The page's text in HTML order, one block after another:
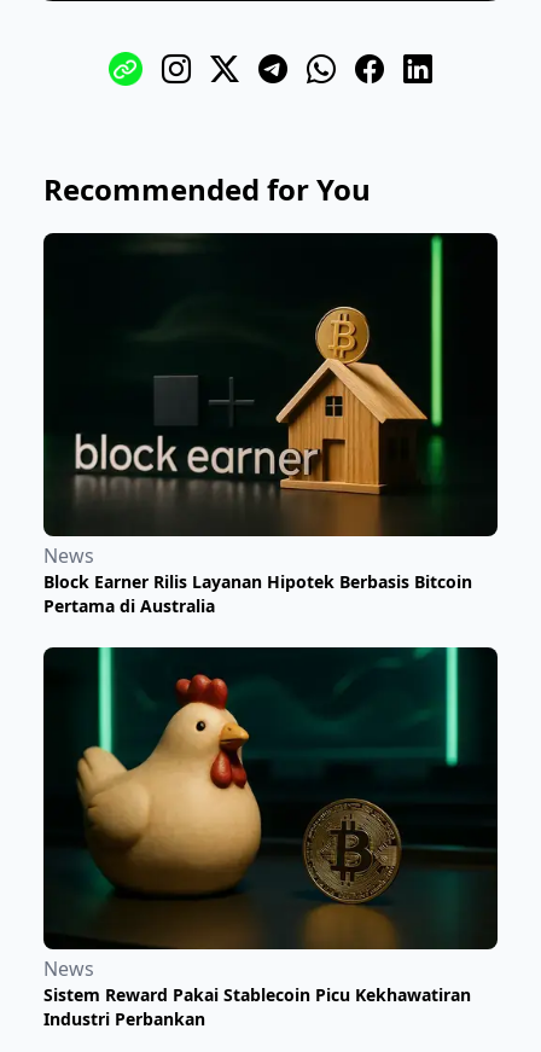
Recommended for You
News
Block Earner Rilis Layanan Hipotek Berbasis Bitcoin
Pertama di Australia
News
Sistem Reward Pakai Stablecoin Picu Kekhawatiran
Industri Perbankan